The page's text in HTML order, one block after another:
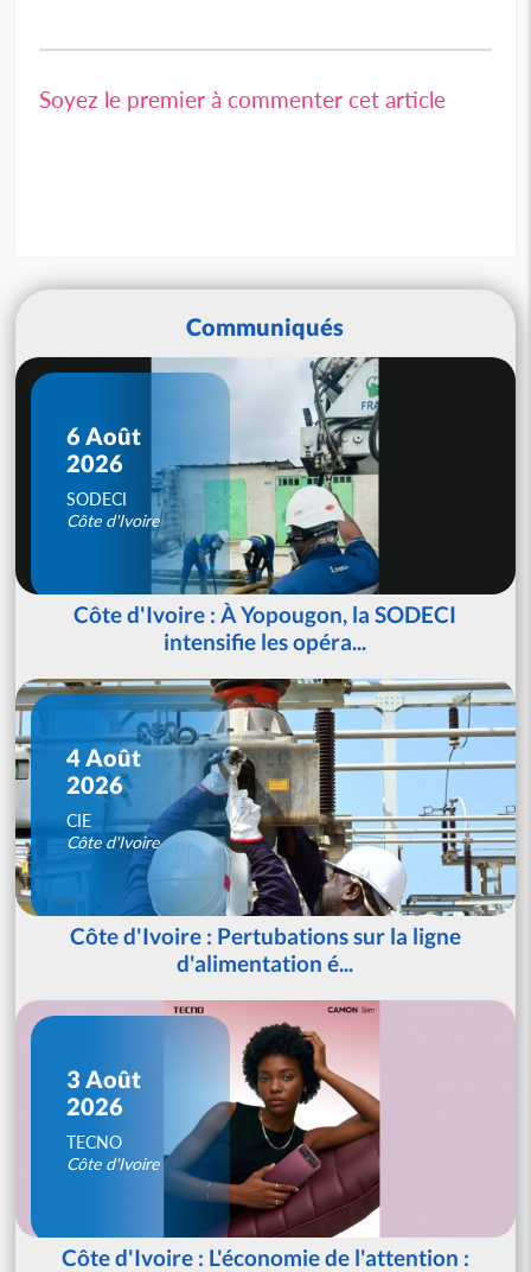
Soyez le premier à commenter cet article
Communiqués
6 Août
2026
SODECI
Côte d'Ivoire
Côte d'Ivoire : À Yopougon, la SODECI
intensifie les opéra...
4 Août
2026
CIE
Côte d'Ivoire
Côte d'Ivoire : Pertubations sur la ligne
d'alimentation é...
3 Août
2026
TECNO
Côte d'Ivoire
Côte d'Ivoire : L'économie de l'attention :